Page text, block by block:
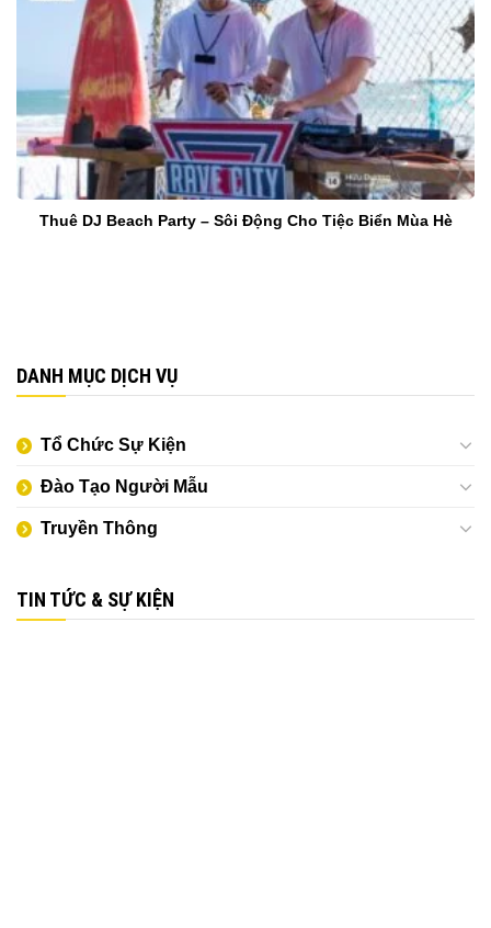
Thuê DJ Beach Party – Sôi Động Cho Tiệc Biển Mùa Hè
DANH MỤC DỊCH VỤ
Tổ Chức Sự Kiện
Đào Tạo Người Mẫu
Truyền Thông
TIN TỨC & SỰ KIỆN